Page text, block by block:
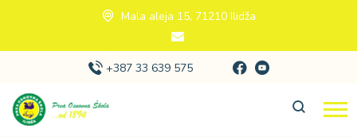
Mala aleja 15, 71210 Ilidža
+387 33 639 575